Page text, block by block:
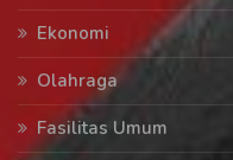
Ekonomi
Olahraga
Fasilitas Umum